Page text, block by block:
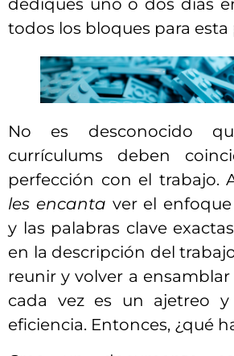
dediques uno o dos días
todos los bloques para esta
No es desconocido
currículums deben
perfección con el trabajo.
les encanta ver el
y las palabras clave
en la descripción del
reunir y volver a
cada vez es un ajetreo
eficiencia. Entonces, ¿qué